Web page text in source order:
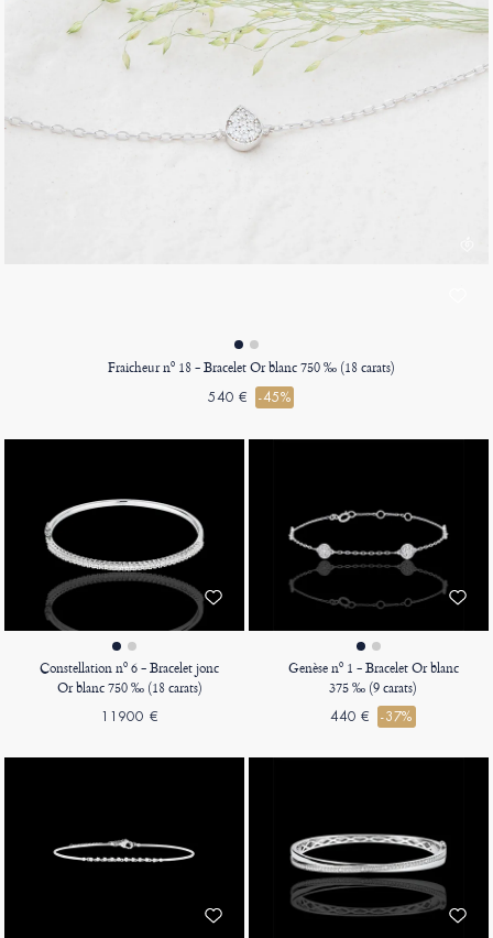
Fraicheur nº 18 - Bracelet Or blanc 750 ‰ (18 carats)
540 € -45%
Constellation nº 6 - Bracelet jonc
Or blanc 750 ‰ (18 carats)
11900 €
Genèse nº 1 - Bracelet Or blanc
375 ‰ (9 carats)
440 € -37%